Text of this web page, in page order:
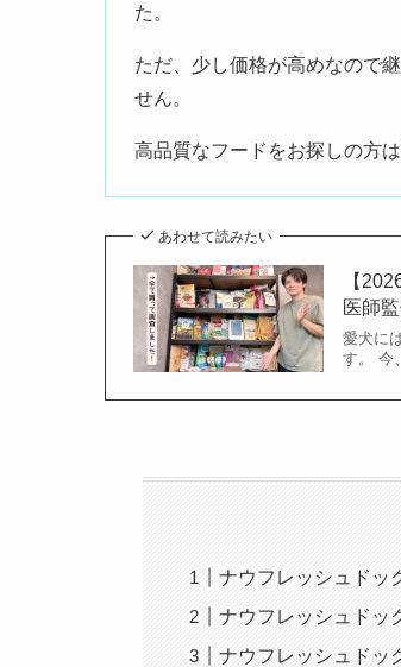
た。
ただ、少し価格が高めなので
せん。
高品質なフードをお探しの方
あわせて読みたい
【
医師監
愛犬に
す。 今
ナウフレッシュドッ
ナウフレッシュドッ
ナウフレッシュドッ